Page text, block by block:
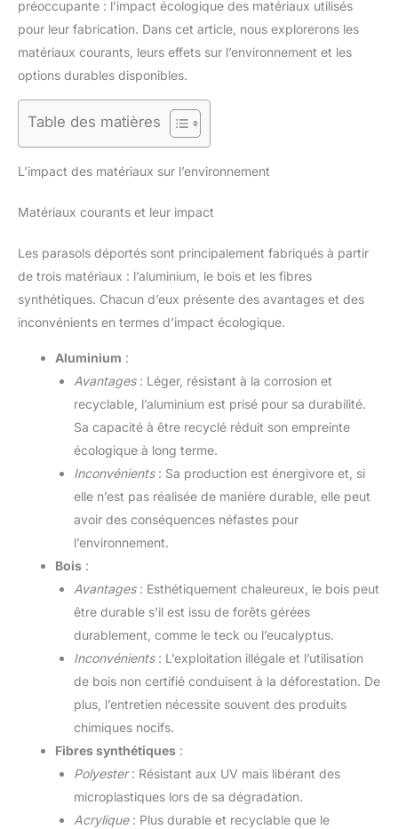
préoccupante : l’impact écologique des matériaux utilisés
pour leur fabrication. Dans cet article, nous explorerons les
matériaux courants, leurs effets sur l’environnement et les
options durables disponibles.
Table des matières
L’impact des matériaux sur l’environnement
Matériaux courants et leur impact
Les parasols déportés sont principalement fabriqués à partir
de trois matériaux : l’aluminium, le bois et les fibres
synthétiques. Chacun d’eux présente des avantages et des
inconvénients en termes d’impact écologique.
Aluminium :
Avantages: Léger, résistant à la corrosion et
recyclable, l’aluminium est prisé pour sa durabilité.
Sa capacité à être recyclé réduit son empreinte
écologique à long terme.
Inconvénients: Sa production est énergivore et, si
elle n’est pas réalisée de manière durable, elle peut
avoir des conséquences néfastes pour
l’environnement.
Bois :
Avantages: Esthétiquement chaleureux, le bois peut
être durable s’il est issu de forêts gérées
durablement, comme le teck ou l’eucalyptus.
Inconvénients: L’exploitation illégale et l’utilisation
de bois non certifié conduisent à la déforestation. De
plus, l’entretien nécessite souvent des produits
chimiques nocifs.
Fibres synthétiques :
Polyester: Résistant aux UV mais libérant des
microplastiques lors de sa dégradation.
Acrylique: Plus durable et recyclable que le